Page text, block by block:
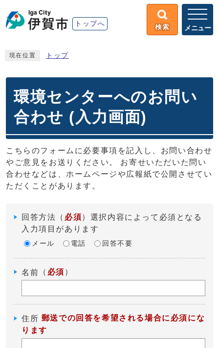
トップへ 検索 メニュー
現在位置 トップ
環境センターへのお問い
合わせ (入力画面)
こちらのフォームに必要事項を記入し、お問い合わせ
やご意見をお送りください。 お寄せいただいた問い
合わせなどは、ホームページや広報紙で公開させてい
ただくことがあります。
回答方法 （ 必須）選択内容によって必須となる
入力項目があります
メール 電話 回答不要
名前 （ 必須 ）
住所 郵送での回答を希望される場合に必須にな
ります